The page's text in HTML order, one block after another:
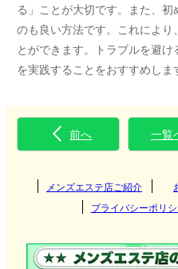
る」ことが大切です。また、
のも良い方法です。これによ
とができます。トラブルを避
を実践することをおすすめしま
前へ 一覧
メンズエステ店ご紹介
プライバシーポリ